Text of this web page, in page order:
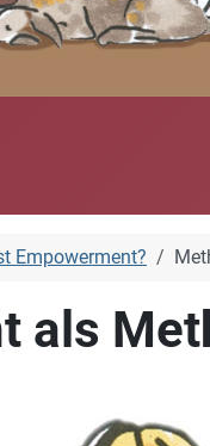
Empowerment?
als